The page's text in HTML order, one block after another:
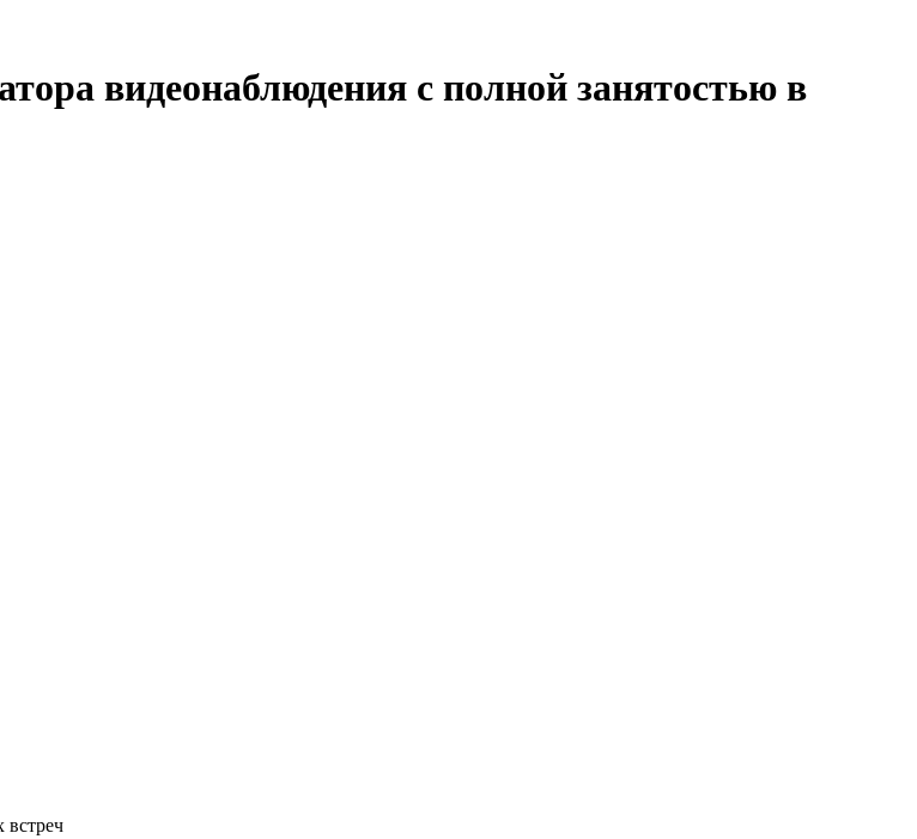
видеонаблюдения с полной занятостью в
встреч